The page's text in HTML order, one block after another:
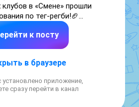
клубов в «Смене» прошли
по тег-регби!🏈
из разных уголков
на поле в честной борьбе!
и спортивного
в России стала команда
к посту
в браузере
установлено приложение,
сразу перейти в канал